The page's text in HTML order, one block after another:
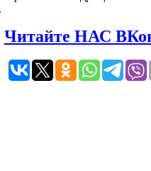
Читайте НАС